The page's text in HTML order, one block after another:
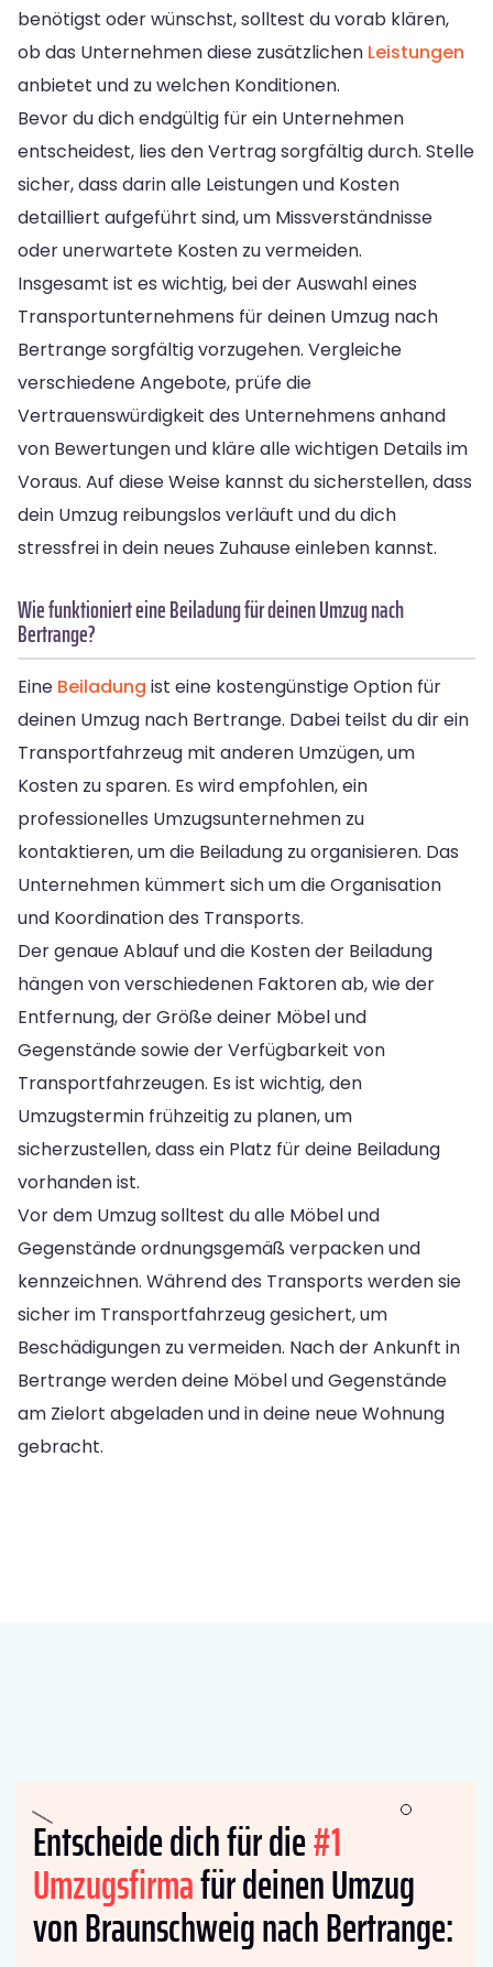
benötigst oder wünschst, solltest du vorab klären,
ob das Unternehmen diese zusätzlichen Leistungen
anbietet und zu welchen Konditionen.
Bevor du dich endgültig für ein Unternehmen
entscheidest, lies den Vertrag sorgfältig durch. Stelle
sicher, dass darin alle Leistungen und Kosten
detailliert aufgeführt sind, um Missverständnisse
oder unerwartete Kosten zu vermeiden.
Insgesamt ist es wichtig, bei der Auswahl eines
Transportunternehmens für deinen Umzug nach
Bertrange sorgfältig vorzugehen. Vergleiche
verschiedene Angebote, prüfe die
Vertrauenswürdigkeit des Unternehmens anhand
von Bewertungen und kläre alle wichtigen Details im
Voraus. Auf diese Weise kannst du sicherstellen, dass
dein Umzug reibungslos verläuft und du dich
stressfrei in dein neues Zuhause einleben kannst.
Wie funktioniert eine Beiladung für deinen Umzug nach
Bertrange?
Eine Beiladung ist eine kostengünstige Option für
deinen Umzug nach Bertrange. Dabei teilst du dir ein
Transportfahrzeug mit anderen Umzügen, um
Kosten zu sparen. Es wird empfohlen, ein
professionelles Umzugsunternehmen zu
kontaktieren, um die Beiladung zu organisieren. Das
Unternehmen kümmert sich um die Organisation
und Koordination des Transports.
Der genaue Ablauf und die Kosten der Beiladung
hängen von verschiedenen Faktoren ab, wie der
Entfernung, der Größe deiner Möbel und
Gegenstände sowie der Verfügbarkeit von
Transportfahrzeugen. Es ist wichtig, den
Umzugstermin frühzeitig zu planen, um
sicherzustellen, dass ein Platz für deine Beiladung
vorhanden ist.
Vor dem Umzug solltest du alle Möbel und
Gegenstände ordnungsgemäß verpacken und
kennzeichnen. Während des Transports werden sie
sicher im Transportfahrzeug gesichert, um
Beschädigungen zu vermeiden. Nach der Ankunft in
Bertrange werden deine Möbel und Gegenstände
am Zielort abgeladen und in deine neue Wohnung
gebracht.
Entscheide dich für die#1
Umzugsfirmafür deinen Umzug
von Braunschweig nach Bertrange: